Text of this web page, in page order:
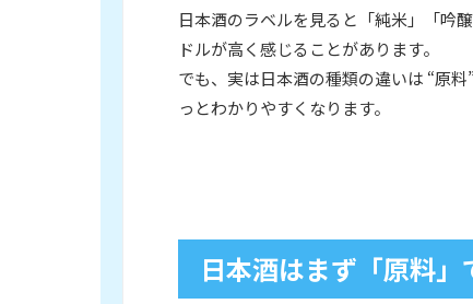
日本酒のラベルを見ると「純米」「吟
ドルが高く感じることがあります。
でも、実は日本酒の種類の違いは “原
っとわかりやすくなります。
日本酒はまず「原料